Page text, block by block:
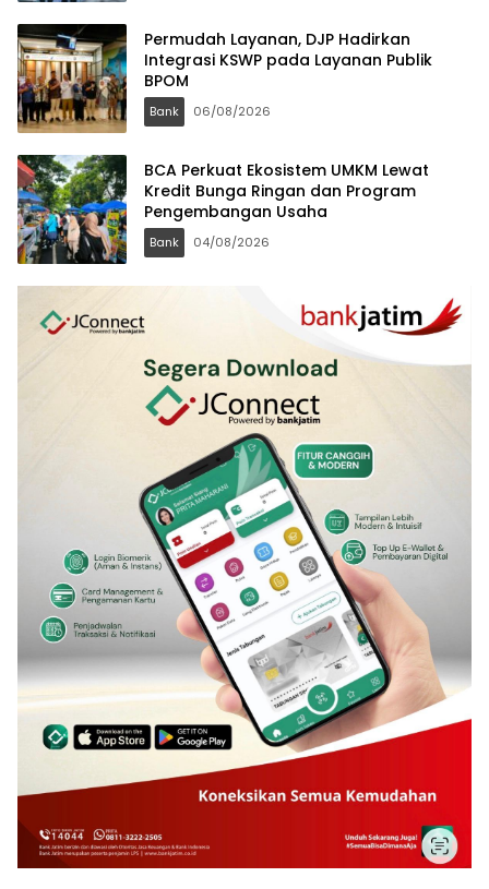
Permudah Layanan, DJP Hadirkan
Integrasi KSWP pada Layanan Publik
BPOM
Bank 06/08/2026
BCA Perkuat Ekosistem UMKM Lewat
Kredit Bunga Ringan dan Program
Pengembangan Usaha
Bank 04/08/2026